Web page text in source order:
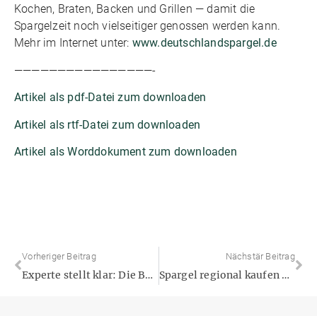
Kochen, Braten, Backen und Grillen — damit die
Spargelzeit noch vielseitiger genossen werden kann.
Mehr im Internet unter: www.deutschlandspargel.de
————————————————-
Artikel als pdf-Datei zum downloaden
Artikel als rtf-Datei zum downloaden
Artikel als Worddokument zum downloaden
Vorheriger Beitrag
Experte stellt klar: Die Behauptungen zu Spargelfolien sind schlichtweg falsch
Nächstär Beitrag
Spargel regional kaufen – und den deutschen Anbau unterstützen